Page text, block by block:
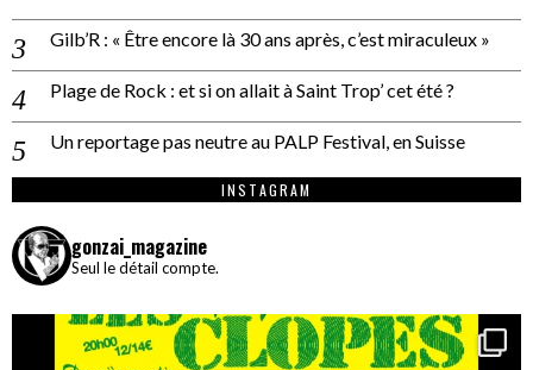
Gilb’R : « Être encore là 30 ans après, c’est miraculeux »
Plage de Rock : et si on allait à Saint Trop’ cet été ?
Un reportage pas neutre au PALP Festival, en Suisse
INSTAGRAM
gonzai_magazine
Seul le détail compte.